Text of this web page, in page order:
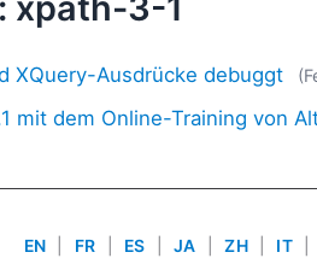
XQuery-Ausdrücke debuggt
mit dem Online-Training von
EN FR ES JA ZH IT